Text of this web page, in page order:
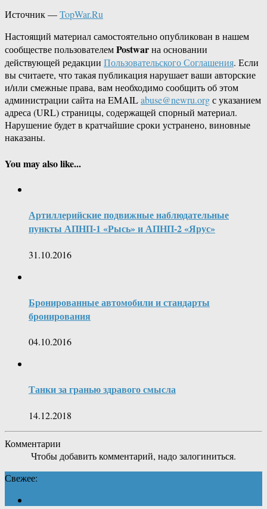
Источник —TopWar.Ru
Настоящий материал самостоятельно опубликован в нашем
сообществе пользователемPostwarна основании
действующей редакции Пользовательского Соглашения. Если
вы считаете, что такая публикация нарушает ваши авторские
и/или смежные права, вам необходимо сообщить об этом
администрации сайта на EMAILabuse@newru.orgс указанием
адреса (URL) страницы, содержащей спорный материал.
Нарушение будет в кратчайшие сроки устранено, виновные
наказаны.
You may also like...
Артиллерийские подвижные наблюдательные
пункты АПНП-1 «Рысь» и АПНП-2 «Ярус»
31.10.2016
Бронированные автомобили и стандарты
бронирования
04.10.2016
Танки за гранью здравого смысла
14.12.2018
Комментарии
Чтобы добавить комментарий, надо залогиниться.
Свежее: